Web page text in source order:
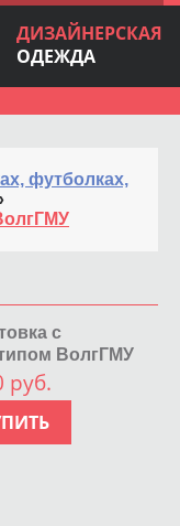
ДИЗАЙНЕРСКАЯ
ОДЕЖДА
футболках,
с
ВолгГМУ
руб.